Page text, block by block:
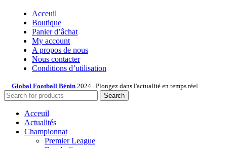
Acceuil
Boutique
Panier d’âchat
My account
A propos de nous
Nous contacter
Conditions d’utilisation
Global Football Bénin 2024 . Plongez dans l'actualité en temps réel
Search
Acceuil
Actualités
Championnat
Premier League